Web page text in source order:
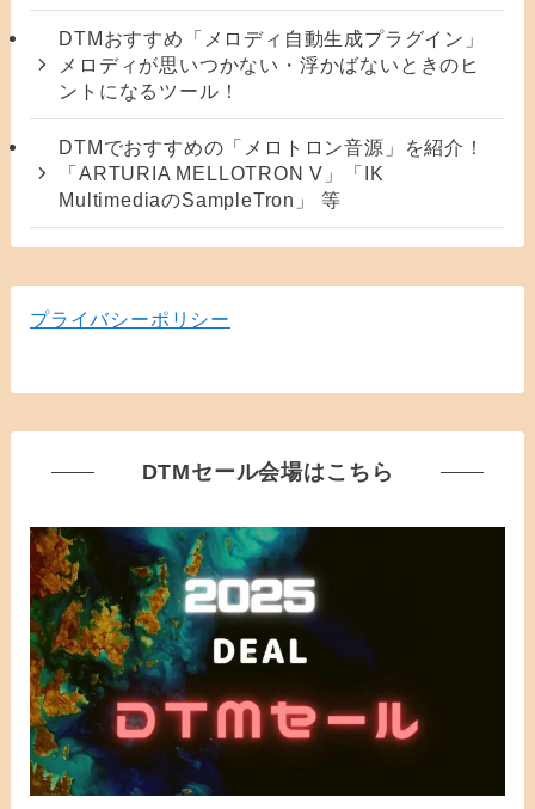
DTMおすすめ「メロディ自動生成プラグイン」
メロディが思いつかない・浮かばないときのヒ
ントになるツール！
DTMでおすすめの「メロトロン音源」を紹介！
「ARTURIA MELLOTRON V」「IK
MultimediaのSampleTron」 等
プライバシーポリシー
DTMセール会場はこちら